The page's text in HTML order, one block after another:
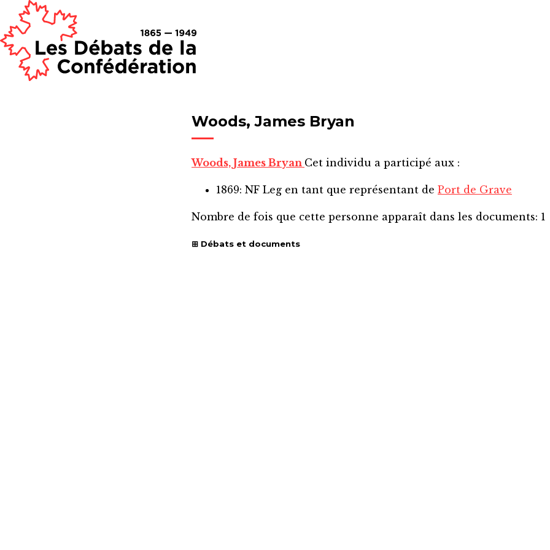
Woods, James Bryan
Woods, James Bryan Cet individu a participé aux :
1869: NF Leg en tant que représentant de Port de Grave
Nombre de fois que cette personne apparaît dans les documents: 1
Débats et documents